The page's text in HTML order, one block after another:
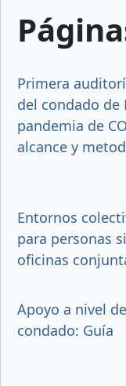
Primera
del condado
pandemia de
alcance y
Entornos
para personas
oficinas
Apoyo a nivel
condado: Guía